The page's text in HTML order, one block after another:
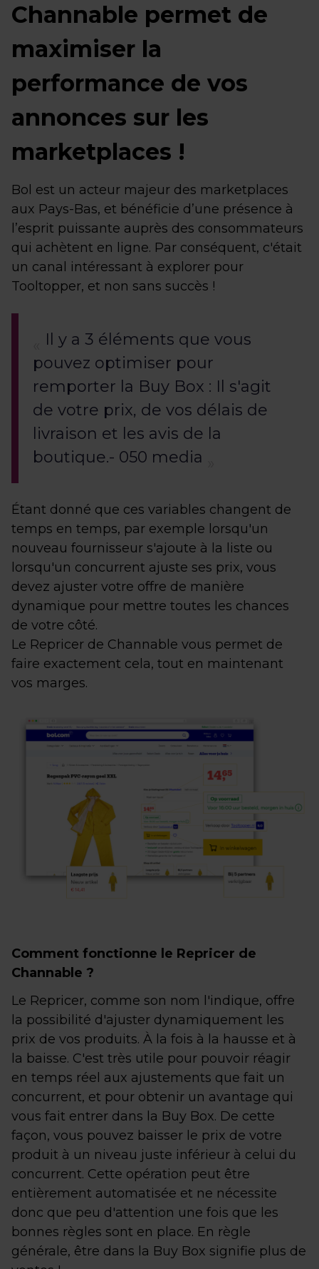
Channable permet de
maximiser la
performance de vos
annonces sur les
marketplaces !
Bol est un acteur majeur des marketplaces
aux Pays-Bas, et bénéficie d’une présence à
l’esprit puissante auprès des consommateurs
qui achètent en ligne. Par conséquent, c'était
un canal intéressant à explorer pour
Tooltopper, et non sans succès !
Il y a 3 éléments que vous
pouvez optimiser pour
remporter la Buy Box : Il s'agit
de votre prix, de vos délais de
livraison et les avis de la
boutique.- 050 media
Étant donné que ces variables changent de
temps en temps, par exemple lorsqu'un
nouveau fournisseur s'ajoute à la liste ou
lorsqu'un concurrent ajuste ses prix, vous
devez ajuster votre offre de manière
dynamique pour mettre toutes les chances
de votre côté.
Le Repricer de Channable vous permet de
faire exactement cela, tout en maintenant
vos marges.
Comment fonctionne le Repricer de
Channable ?
Le Repricer, comme son nom l'indique, offre
la possibilité d'ajuster dynamiquement les
prix de vos produits. À la fois à la hausse et à
la baisse. C'est très utile pour pouvoir réagir
en temps réel aux ajustements que fait un
concurrent, et pour obtenir un avantage qui
vous fait entrer dans la Buy Box. De cette
façon, vous pouvez baisser le prix de votre
produit à un niveau juste inférieur à celui du
concurrent. Cette opération peut être
entièrement automatisée et ne nécessite
donc que peu d'attention une fois que les
bonnes règles sont en place. En règle
générale, être dans la Buy Box signifie plus de